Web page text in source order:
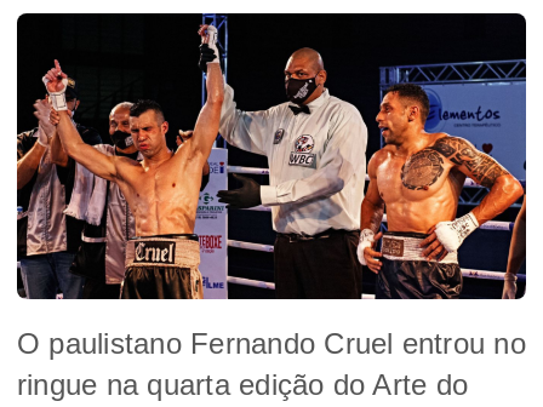
O paulistano Fernando Cruel entrou no
ringue na quarta edição do Arte do